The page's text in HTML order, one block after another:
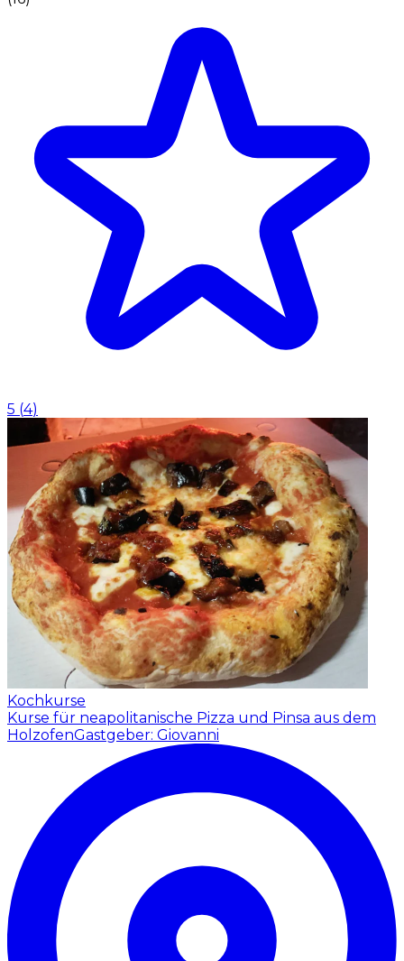
5 (4)
Kochkurse
Kurse für neapolitanische Pizza und Pinsa aus dem
HolzofenGastgeber: Giovanni